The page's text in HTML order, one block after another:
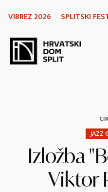
VIBREZ 2026 SPLITSKI
JAZZ
Izložba
Viktor